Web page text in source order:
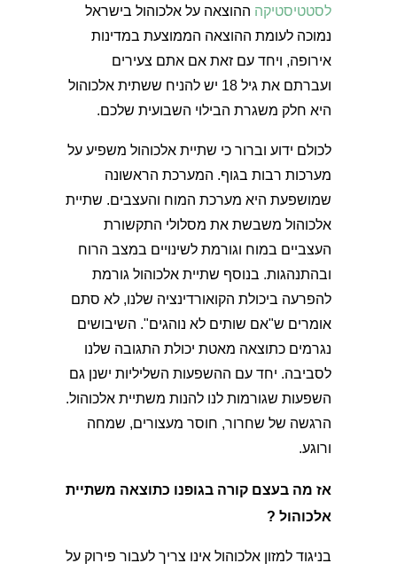
לסטטיסטיקה ההוצאה על אלכוהול בישראל
נמוכה לעומת ההוצאה הממוצעת במדינות
אירופה, ויחד עם זאת אם אתם צעירים
ועברתם את גיל 18 יש להניח ששתית אלכוהול
היא חלק משגרת הבילוי השבועית שלכם.
לכולם ידוע וברור כי שתיית אלכוהול משפיע על
מערכות רבות בגוף. המערכת הראשונה
שמושפעת היא מערכת המוח והעצבים. שתיית
אלכוהול משבשת את מסלולי התקשורת
העצביים במוח וגורמת לשינויים במצב הרוח
ובהתנהגות. בנוסף שתיית אלכוהול גורמת
להפרעה ביכולת הקואורדינציה שלנו, לא סתם
אומרים ש"אם שותים לא נוהגים". השיבושים
נגרמים כתוצאה מאטת יכולת התגובה שלנו
לסביבה. יחד עם ההשפעות השליליות ישנן גם
השפעות שגורמות לנו להנות משתיית אלכוהול.
הרגשה של שחרור, חוסר מעצורים, שמחה
ורוגע.
אז מה בעצם קורה בגופנו כתוצאה משתיית
אלכוהול ?
בניגוד למזון אלכוהול אינו צריך לעבור פירוק על